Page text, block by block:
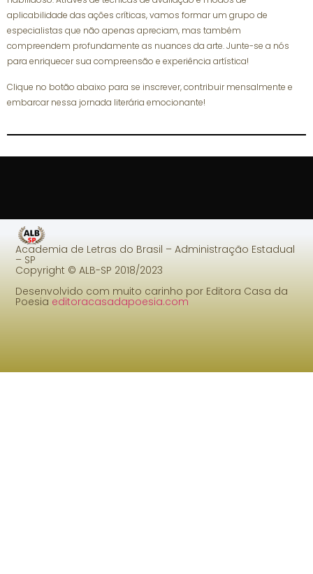
aplicabilidade das ações críticas, vamos formar um grupo de
especialistas que não apenas apreciam, mas também
compreendem profundamente as nuances da arte. Junte-se a nós
para enriquecer sua compreensão e experiência artística!
Clique no botão abaixo para se inscrever, contribuir mensalmente e
embarcar nessa jornada literária emocionante!
Academia de Letras do Brasil – Administração Estadual
– SP
Copyright © ALB-SP 2018/2023
Desenvolvido com muito carinho por Editora Casa da
Poesia editoracasadapoesia.com